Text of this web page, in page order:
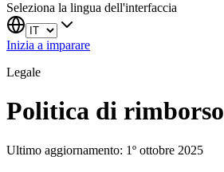
Seleziona la lingua dell'interfaccia
Inizia a imparare
Legale
Politica di rimborso
Ultimo aggiornamento: 1º ottobre 2025